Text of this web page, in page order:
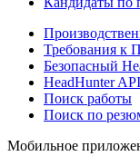
Требования к
Безопасный
HeadHunter API
Поиск работы
Поиск по
Мобильное